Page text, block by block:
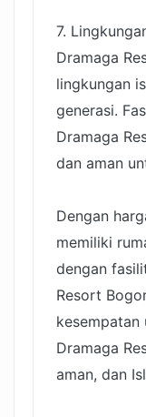
7.
Dramaga
lingkungan
generasi.
Dramaga
dan aman
Dengan
memiliki
dengan
Resort
kesempatan
Dramaga
aman, dan